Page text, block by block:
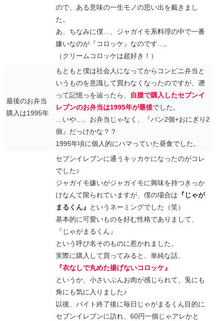
ので、ある意味の一生モノの思い出を戴きまし
た。
あ、ちなみに僕…、ジャガイモ系料理の中で一番
嫌いなのが『コロッケ』なのです…。
（クリームコロッケは超好き！）
最後のお弁当
購入は1995年
もともと僕は社会人になってからコンビニ弁当と
いうものを意識して買わなくなったのですが、遡
って記憶っを辿ったら、
自腹で購入したセブンイ
レブンのお弁当は1995年が最後でした。
…いや…、お弁当じゃなく、『パン2個+おにぎり2
個』だっけかな？？
1995年頃に個人的にハマっていた昼食でした。
セブンイレブンに通うキッカケになったのがコレ
でした♪
ジャガイモ嫌いがジャガイモに興味を持つきっか
けなんて限られていますが、僕の場合は 『じゃが
まるくん』
というネーミングでした（笑）
基本的に可愛いものを好む性格でありまして、
『じゃがまるくん』
という呼び名そのものに惹かれました。
実際に購入して買ってみると、単純な話、
『衣なしで丸めた揚げないコロッケ』
というか、小さいぶんお肉が感じられて、兎にも
角にも気に入りました♪
以後、バイト終了後に毎日じゃがまるくん目的に
セブンイレブンに訪れ、60円一個じゃアレかと